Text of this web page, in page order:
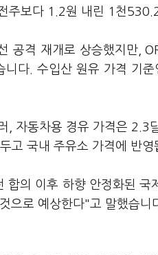
주보다 1.2원 내린 1천
공격 재개로 상승했지만,
다. 수입산 원유 가격 기
자동차용 경유 가격은 2.3
고 국내 주유소 가격에 반영
합의 이후 하향 안정화된 국
으로 예상한다"고 말했습니